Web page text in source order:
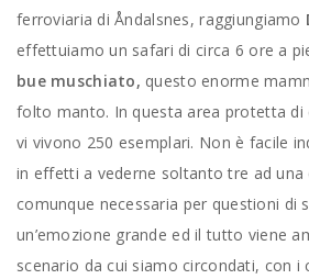
ferroviaria di Åndalsnes, raggiungiamo
effettuiamo un safari di circa 6 ore a
bue muschiato, questo enorme
folto manto. In questa area protetta di
vi vivono 250 esemplari. Non è facile
in effetti a vederne soltanto tre ad una
comunque necessaria per questioni di
un’emozione grande ed il tutto viene
scenario da cui siamo circondati, con i